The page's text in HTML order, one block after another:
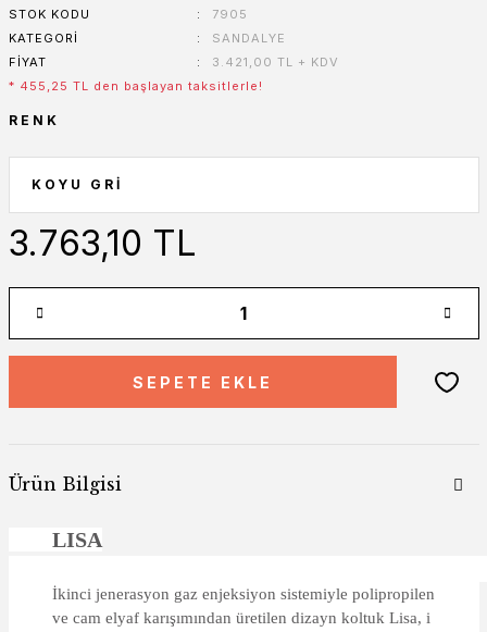
STOK KODU
7905
KATEGORI
SANDALYE
FIYAT
3.421,00 TL + KDV
* 455,25 TL den başlayan taksitlerle!
RENK
3.763,10 TL
SEPETE EKLE
Ürün Bilgisi
LISA
İkinci jenerasyon gaz enjeksiyon sistemiyle polipropilen
ve cam elyaf karışımından üretilen dizayn koltuk Lisa, i